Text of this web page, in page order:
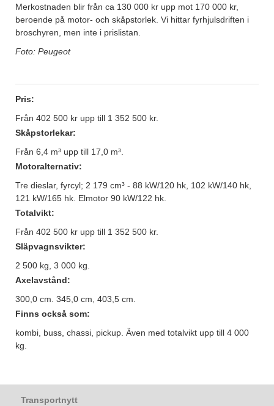
Merkostnaden blir från ca 130 000 kr upp mot 170 000 kr,
beroende på motor- och skåpstorlek. Vi hittar fyrhjulsdriften i
broschyren, men inte i prislistan.
Foto: Peugeot
Pris:
Från 402 500 kr upp till 1 352 500 kr.
Skåpstorlekar:
Från 6,4 m³ upp till 17,0 m³.
Motoralternativ:
Tre dieslar, fyrcyl; 2 179 cm³ - 88 kW/120 hk, 102 kW/140 hk,
121 kW/165 hk. Elmotor 90 kW/122 hk.
Totalvikt:
Från 402 500 kr upp till 1 352 500 kr.
Släpvagnsvikter:
2 500 kg, 3 000 kg.
Axelavstånd:
300,0 cm. 345,0 cm, 403,5 cm.
Finns också som:
kombi, buss, chassi, pickup. Även med totalvikt upp till 4 000
kg.
Transportnytt